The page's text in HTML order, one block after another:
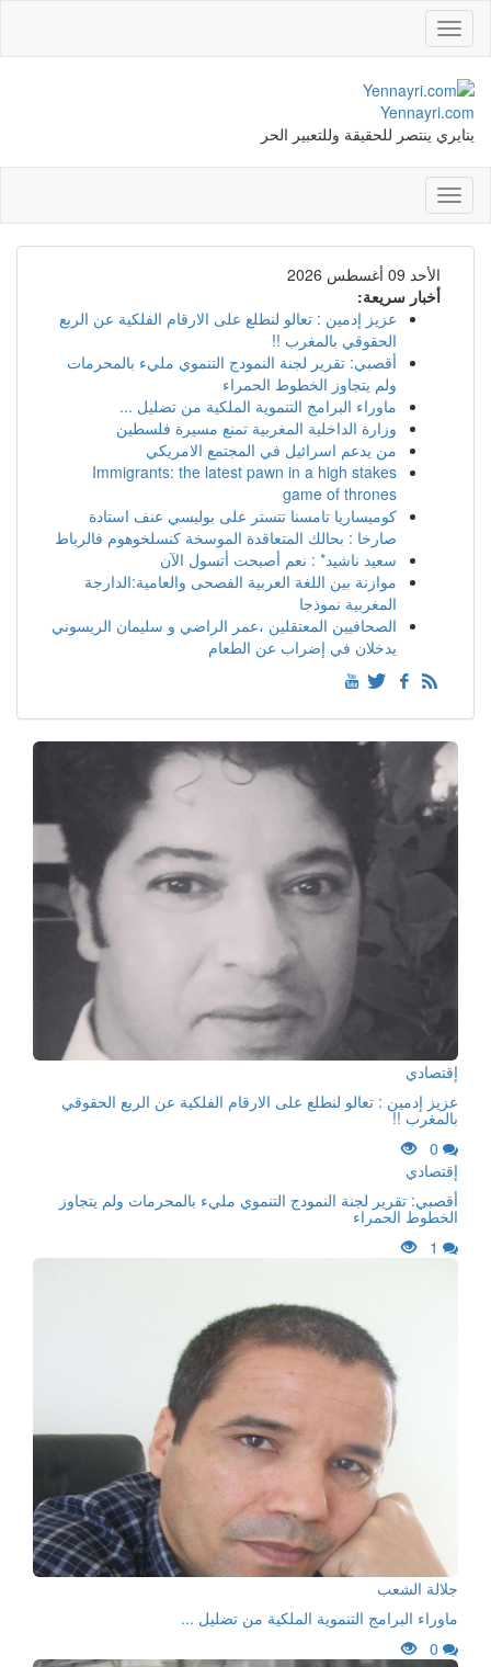
Toggle
navigation
Yennayri.com
ينايري ينتصر للحقيقة وللتعبير الحر
Toggle
navigation
الأحد 09 أغسطس 2026
أخبار سريعة:
عزيز إدمين : تعالو لنطلع على الارقام الفلكية عن الربع
الحقوقي بالمغرب !!
أقصبي: تقرير لجنة النمودج التنموي مليء بالمحرمات
ولم يتجاوز الخطوط الحمراء
ماوراء البرامج التنموية الملكية من تضليل ...
وزارة الداخلية المغربية تمنع مسيرة فلسطين
من يدعم اسرائيل في المجتمع الامريكي
Immigrants: the latest pawn in a high stakes
game of thrones
كوميساريا تامسنا تتستر على بوليسي عنف استادة
صارخا : بحالك المتعاقدة الموسخة كنسلخوهوم فالرباط
سعيد ناشيد* : نعم أصبحت أتسول الآن
موازنة بين اللغة العربية الفصحى والعامية:الدارجة
المغربية نموذجا
الصحافيين المعتقلين ،عمر الراضي و سليمان الريسوني
يدخلان في إضراب عن الطعام
إقتصادي
عزيز إدمين : تعالو لنطلع على الارقام الفلكية عن الربع الحقوقي
بالمغرب !!
0
إقتصادي
أقصبي: تقرير لجنة النمودج التنموي مليء بالمحرمات ولم يتجاوز
الخطوط الحمراء
1
جلالة الشعب
ماوراء البرامج التنموية الملكية من تضليل ...
0